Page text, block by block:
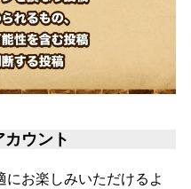
ウント
お楽しみいただけるよ